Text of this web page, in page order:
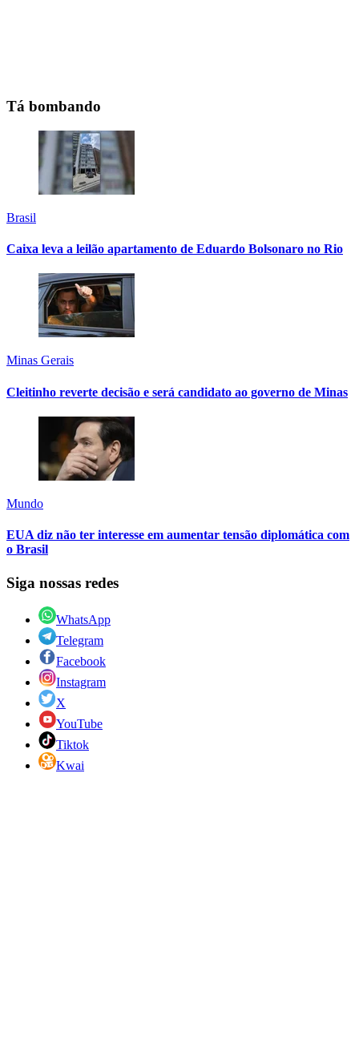
Tá bombando
Brasil
Caixa leva a leilão apartamento de Eduardo Bolsonaro no Rio
Minas Gerais
Cleitinho reverte decisão e será candidato ao governo de Minas
Mundo
EUA diz não ter interesse em aumentar tensão diplomática com
o Brasil
Siga nossas redes
WhatsApp
Telegram
Facebook
Instagram
X
YouTube
Tiktok
Kwai